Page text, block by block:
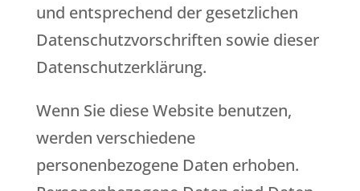
und entsprechend der gesetzlichen
Datenschutzvorschriften sowie dieser
Datenschutzerklärung.
Wenn Sie diese Website benutzen,
werden verschiedene
personenbezogene Daten erhoben.